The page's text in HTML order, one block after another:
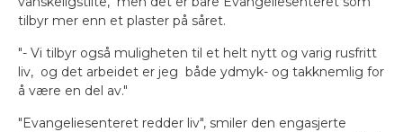
tilbyr mer enn et plaster på såret.
"- Vi tilbyr også muligheten til et helt nytt og varig rusfritt
liv, og det arbeidet er jeg både ydmyk- og takknemlig for
å være en del av."
"Evangeliesenteret redder liv", smiler den engasjerte